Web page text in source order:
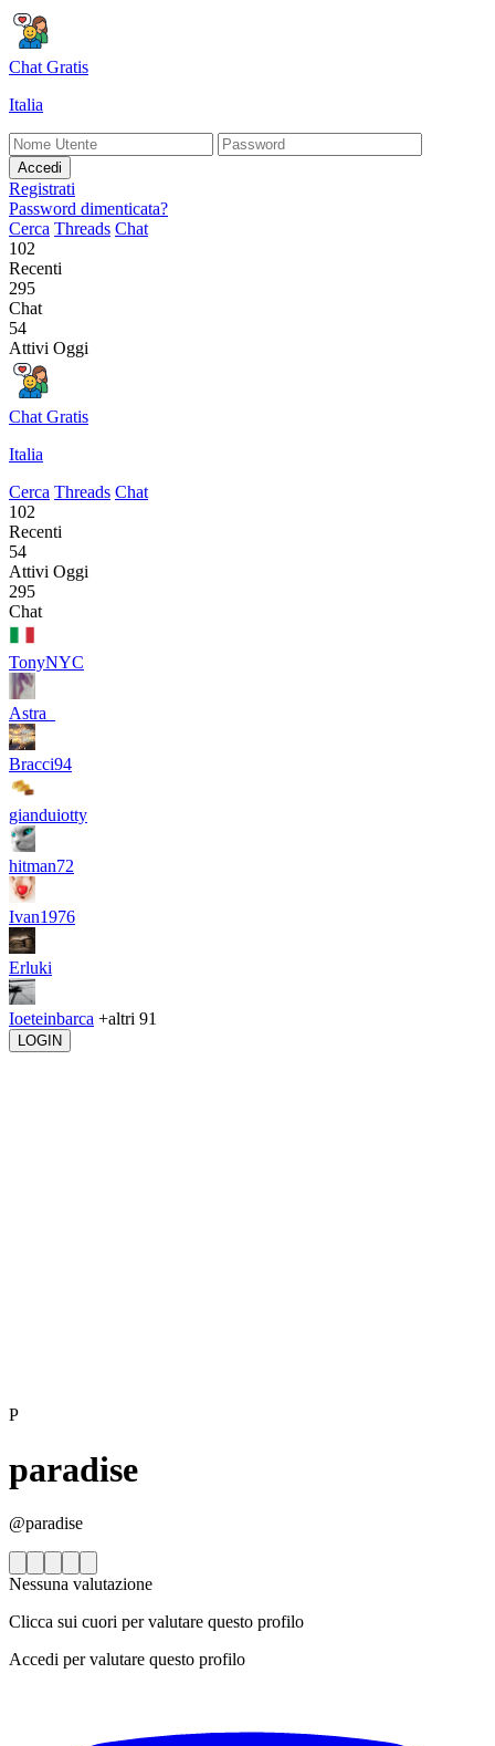
Chat Gratis
Italia
Accedi
Registrati
Password dimenticata?
Cerca Threads Chat
102
Recenti
295
Chat
54
Attivi Oggi
Chat Gratis
Italia
Cerca Threads Chat
102
Recenti
54
Attivi Oggi
295
Chat
TonyNYC
Astra_
Bracci94
gianduiotty
hitman72
Ivan1976
Erluki
Ioeteinbarca +altri 91
LOGIN
P
paradise
@paradise
Nessuna valutazione
Clicca sui cuori per valutare questo profilo
Accedi per valutare questo profilo